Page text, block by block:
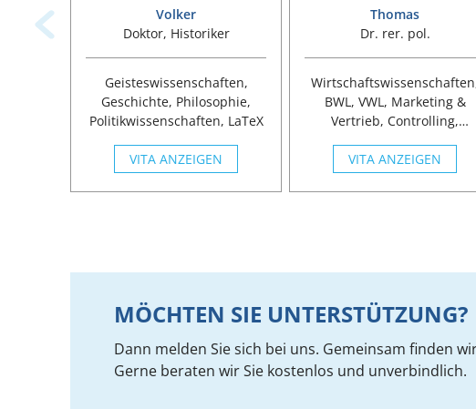
Volker
Doktor, Historiker
Geisteswissenschaften,
Geschichte, Philosophie,
Politikwissenschaften, LaTeX
VITA ANZEIGEN
Thomas
Dr. rer. pol.
BWL, VWL, Marketing &
Vertrieb, Controlling,
Gesundheitsmanagem.
VITA ANZEIGEN
MÖCHTEN SIE UNTERSTÜTZUNG?
Dann melden Sie sich bei uns. Gemeinsam finden
Gerne beraten wir Sie kostenlos und unverbindlich.